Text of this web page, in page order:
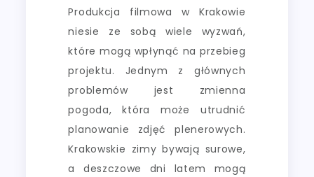
Produkcja filmowa w Krakowie
niesie ze sobą wiele wyzwań,
które mogą wpłynąć na przebieg
projektu. Jednym z głównych
problemów jest zmienna
pogoda, która może utrudnić
planowanie zdjęć plenerowych.
Krakowskie zimy bywają surowe,
a deszczowe dni latem mogą